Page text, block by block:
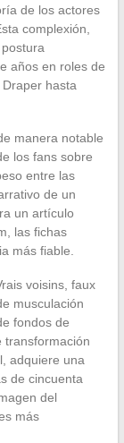
de los actores
complexión,
años en roles de
hasta
manera notable
los fans sobre
entre las
de un
un artículo
las fichas
más fiable.
voisins, faux
musculación
fondos de
transformación
adquiere una
de cincuenta
del
más